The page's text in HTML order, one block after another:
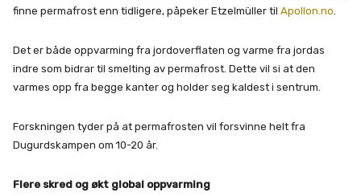
finne permafrost enn tidligere, påpeker Etzelmüller til Apollon.no.
Det er både oppvarming fra jordoverflaten og varme fra jordas
indre som bidrar til smelting av permafrost. Dette vil si at den
varmes opp fra begge kanter og holder seg kaldest i sentrum.
Forskningen tyder på at permafrosten vil forsvinne helt fra
Dugurdskampen om 10-20 år.
Flere skred og økt global oppvarming